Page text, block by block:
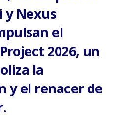
y Nexus
el
2026, un
la
y el renacer de